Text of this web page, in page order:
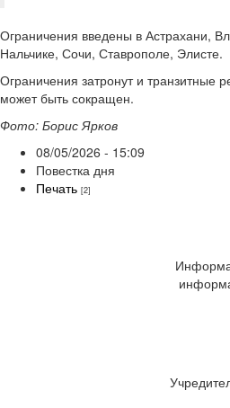
Ограничения введены в Астрахани,
Нальчике, Сочи, Ставрополе, Элисте.
Ограничения затронут и транзитные
может быть сокращен.
Фото: Борис Ярков
08/05/2026 - 15:09
Повестка дня
Печать [2]